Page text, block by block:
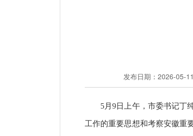
发布日期：2026-05-
5月9日上午，市委书记丁
工作的重要思想和考察安徽重